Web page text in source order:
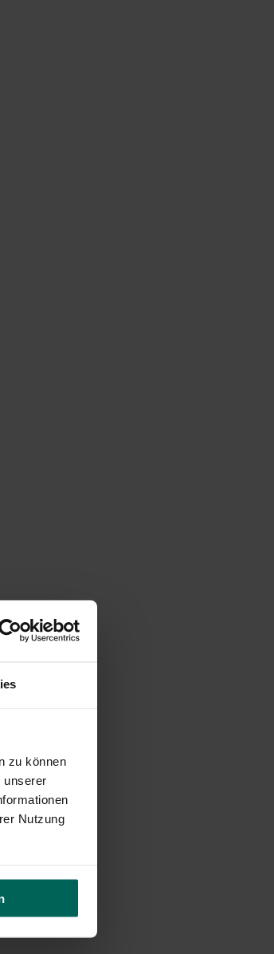
zu können
unserer
Nutzung